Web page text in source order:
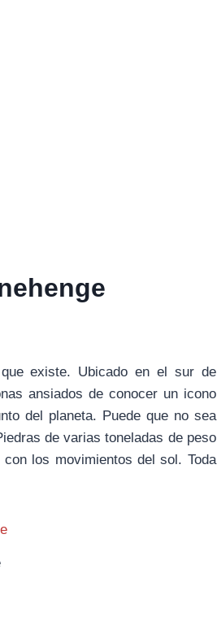
existe. Ubicado en el sur de
ansiados de conocer un icono
del planeta. Puede que no sea
de varias toneladas de peso
los movimientos del sol. Toda